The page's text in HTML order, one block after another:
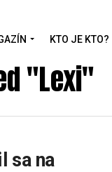
KTO JE KTO?
"Lexi"
sa na